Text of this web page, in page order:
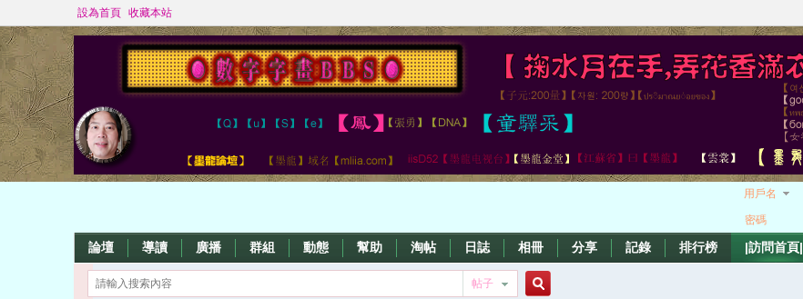
設為首頁 收藏本站
用戶名
密碼
論壇 導讀 廣播 群組 動態 幫助 淘帖 日誌 相冊 分享 記錄 排行榜 |訪問首頁|
帖子